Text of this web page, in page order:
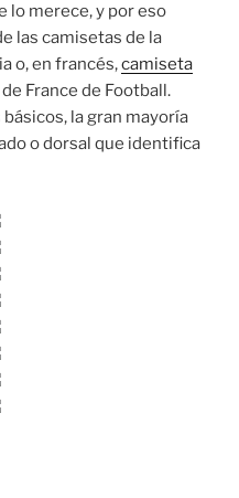
lo merece, y por eso
las camisetas de la
o, en francés,camiseta
de France de Football.
la gran mayoría
o dorsal que identifica